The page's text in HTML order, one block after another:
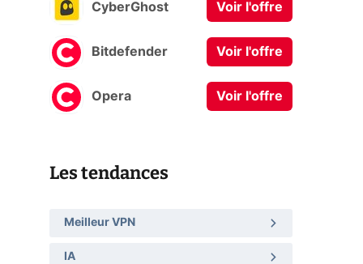
CyberGhost Voir l'offre
Bitdefender Voir l'offre
Opera Voir l'offre
Les tendances
Meilleur VPN
IA